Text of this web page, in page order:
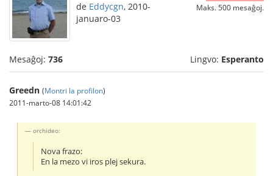
Maks. 500 mesaĝoj.
de Eddycgn, 2010-
januaro-03
Mesaĝoj: 736 Lingvo: Esperanto
Greedn (Montri la profilon)
2011-marto-08 14:01:42
orchideo:
Nova frazo:
En la mezo vi iros plej sekura.